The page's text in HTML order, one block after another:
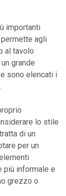
importanti
agli
al tavolo
grande
sono elencati i
lo stile
di un
per un
più informale e
grezzo o